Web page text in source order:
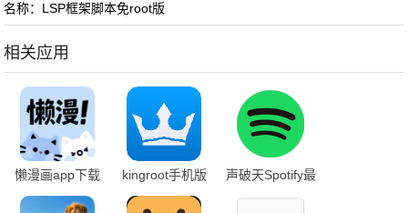
名称：LSP框架脚本免root版
相关应用
懒漫画app下载
免费
kingroot手机版
官方下载
声破天Spotify最